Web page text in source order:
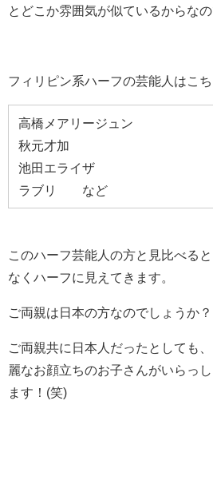
とどこか雰囲気が似ているからな
フィリピン系ハーフの芸能人はこ
高橋メアリージュン
秋元才加
池田エライザ
ラブリ など
このハーフ芸能人の方と見比べる
なくハーフに見えてきます。
ご両親は日本の方なのでしょうか？
ご両親共に日本人だったとしても
麗なお顔立ちのお子さんがいらっ
ます！(笑)